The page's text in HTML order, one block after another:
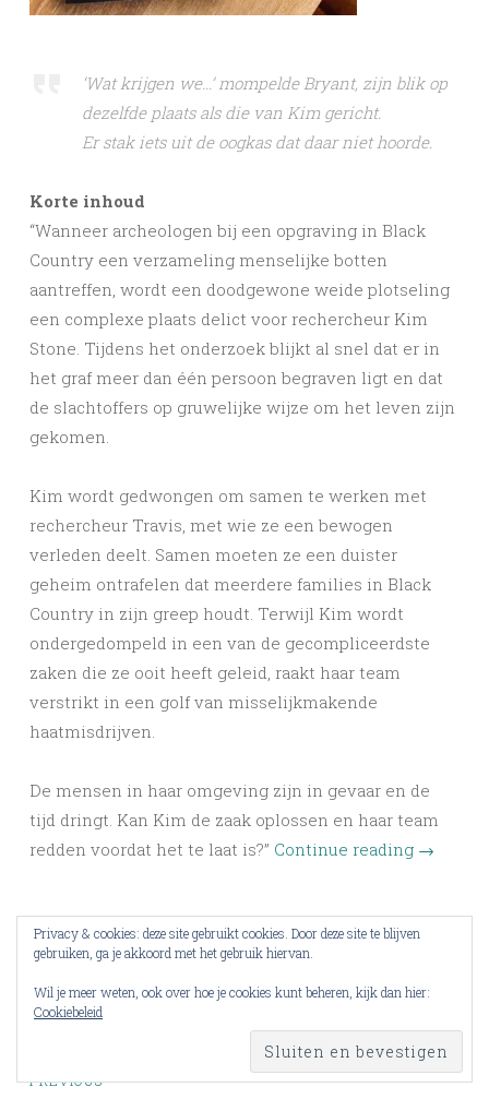
‘Wat krijgen we…’ mompelde Bryant, zijn blik op
dezelfde plaats als die van Kim gericht.
Er stak iets uit de oogkas dat daar niet hoorde.
Korte inhoud
“Wanneer archeologen bij een opgraving in Black
Country een verzameling menselijke botten
aantreffen, wordt een doodgewone weide plotseling
een complexe plaats delict voor rechercheur Kim
Stone. Tijdens het onderzoek blijkt al snel dat er in
het graf meer dan één persoon begraven ligt en dat
de slachtoffers op gruwelijke wijze om het leven zijn
gekomen.
Kim wordt gedwongen om samen te werken met
rechercheur Travis, met wie ze een bewogen
verleden deelt. Samen moeten ze een duister
geheim ontrafelen dat meerdere families in Black
Country in zijn greep houdt. Terwijl Kim wordt
ondergedompeld in een van de gecompliceerdste
zaken die ze ooit heeft geleid, raakt haar team
verstrikt in een golf van misselijkmakende
haatmisdrijven.
De mensen in haar omgeving zijn in gevaar en de
tijd dringt. Kan Kim de zaak oplossen en haar team
redden voordat het te laat is?” Continue reading →
Dit delen:
PREVIOUS
Privacy & cookies: deze site gebruikt cookies. Door deze site te blijven
gebruiken, ga je akkoord met het gebruik hiervan.
Wil je meer weten, ook over hoe je cookies kunt beheren, kijk dan hier:
Cookiebeleid